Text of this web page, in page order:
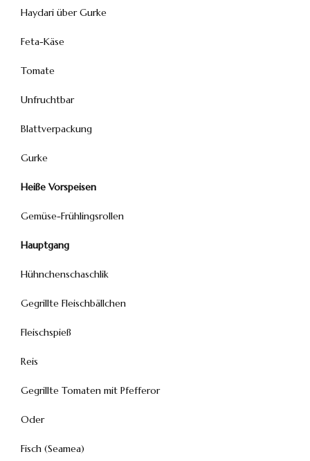
Haydari über Gurke
Feta-Käse
Tomate
Unfruchtbar
Blattverpackung
Gurke
Heiße Vorspeisen
Gemüse-Frühlingsrollen
Hauptgang
Hühnchenschaschlik
Gegrillte Fleischbällchen
Fleischspieß
Reis
Gegrillte Tomaten mit Pfefferor
Oder
Fisch (Seamea)